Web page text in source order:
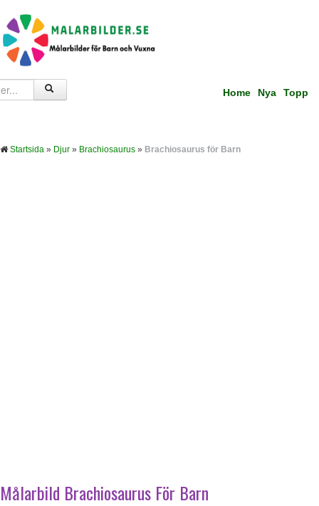
Home Nya Topp
Startsida » Djur » Brachiosaurus » Brachiosaurus för Barn
Målarbild Brachiosaurus För Barn